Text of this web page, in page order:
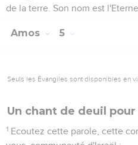
de la terre. Son nom est
Amos 5
Seuls les Évangiles sont disponibles en
Un chant de deuil pour
1 Ecoutez cette parole, cette